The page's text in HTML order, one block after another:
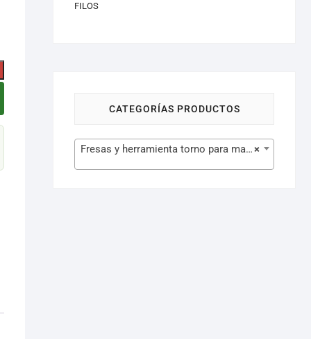
FILOS
CATEGORÍAS PRODUCTOS
×
Fresas y herramienta torno para maquinaria (629)